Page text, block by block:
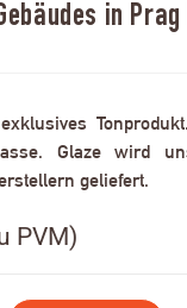
in Prag
exklusives
Glaze wird
geliefert.
PVM)